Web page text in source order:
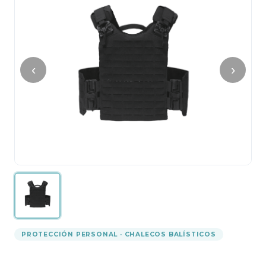
‹ ›
PROTECCIÓN PERSONAL · CHALECOS BALÍSTICOS